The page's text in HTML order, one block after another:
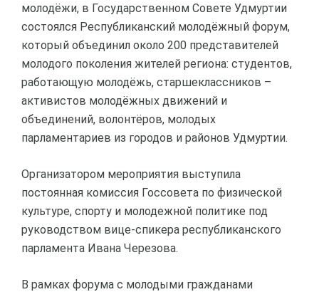
молодёжи, в Государственном Совете Удмуртии
состоялся Республиканский молодёжный форум,
который объединил около 200 представителей
молодого поколения жителей региона: студентов,
работающую молодёжь, старшеклассников –
активистов молодёжных движений и
объединений, волонтёров, молодых
парламентариев из городов и районов Удмуртии.
Организатором мероприятия выступила
постоянная комиссия Госсовета по физической
культуре, спорту и молодежной политике под
руководством вице-спикера республиканского
парламента Ивана Черезова.
В рамках форума с молодыми гражданами